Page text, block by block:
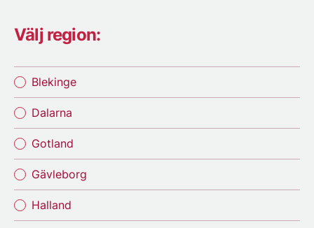
Välj region:
Blekinge
Dalarna
Gotland
Gävleborg
Halland